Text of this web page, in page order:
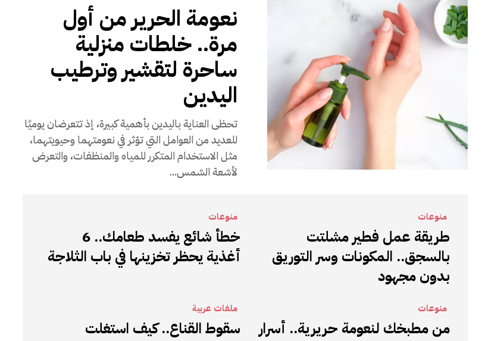
نعومة الحرير من أول
مرة.. خلطات منزلية
ساحرة لتقشير وترطيب
اليدين
تحظى العناية باليدين بأهمية كبيرة، إذ تتعرضان يوميًا
للعديد من العوامل التي تؤثر في نعومتهما وحيويتهما،
مثل الاستخدام المتكرر للمياه والمنظفات، والتعرض
لأشعة الشمس...
منوعات
طريقة عمل فطير مشلتت
بالسجق.. المكونات وسر التوريق
بدون مجهود
منوعات
خطأ شائع يفسد طعامك.. 6
أغذية يحظر تخزينها في باب الثلاجة
منوعات
من مطبخك لنعومة حريرية.. أسرار
ملفات عربية
سقوط القناع.. كيف استغلت